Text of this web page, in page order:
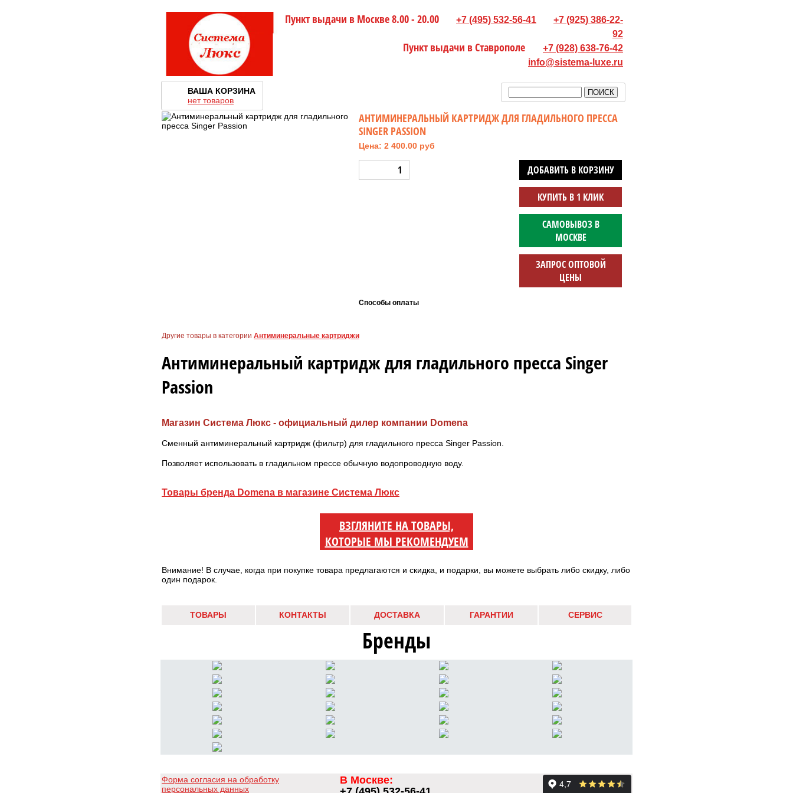
Пункт выдачи в Москве 8.00 - 20.00 +7 (495) 532-56-41
+7 (925) 386-22-
92
Пункт выдачи в Ставрополе
+7 (928) 638-76-42
info@sistema-luxe.ru
ВАША КОРЗИНА
нет товаров
АНТИМИНЕРАЛЬНЫЙ КАРТРИДЖ ДЛЯ ГЛАДИЛЬНОГО ПРЕССА
SINGER PASSION
Цена: 2 400.00 руб
ДОБАВИТЬ В КОРЗИНУ
КУПИТЬ В 1 КЛИК
САМОВЫВОЗ В
МОСКВЕ
ЗАПРОС ОПТОВОЙ
ЦЕНЫ
Способы оплаты
Другие товары в категории Антиминеральные картриджи
Антиминеральный картридж для гладильного пресса Singer
Passion
Магазин Система Люкс - официальный дилер компании Domena
Сменный антиминеральный картридж (фильтр) для гладильного пресса Singer Passion.
Позволяет использовать в гладильном прессе обычную водопроводную воду.
Товары бренда Domena в магазине Система Люкс
ВЗГЛЯНИТЕ НА ТОВАРЫ,
КОТОРЫЕ МЫ РЕКОМЕНДУЕМ
Внимание! В случае, когда при покупке товара предлагаются и скидка, и подарки, вы можете выбрать либо скидку, либо
один подарок.
ТОВАРЫ КОНТАКТЫ ДОСТАВКА ГАРАНТИИ СЕРВИС
Бренды
Форма согласия на обработку
персональных данных
В Москве: